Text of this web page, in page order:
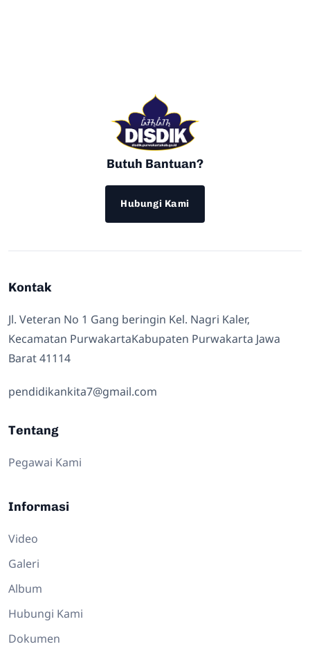
Butuh Bantuan?
Hubungi Kami
Kontak
Jl. Veteran No 1 Gang beringin Kel. Nagri Kaler,
Kecamatan PurwakartaKabupaten Purwakarta Jawa
Barat 41114
pendidikankita7@gmail.com
Tentang
Pegawai Kami
Informasi
Video
Galeri
Album
Hubungi Kami
Dokumen